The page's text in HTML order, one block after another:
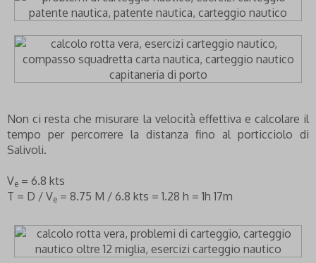
Non ci resta che misurare la velocità effettiva e calcolare il
tempo per percorrere la distanza fino al porticciolo di
Salivoli.
Ve = 6.8 kts
T = D / Ve = 8.75 M / 6.8 kts = 1.28 h = 1h 17m